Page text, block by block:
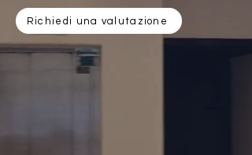
Richiedi una valutazione